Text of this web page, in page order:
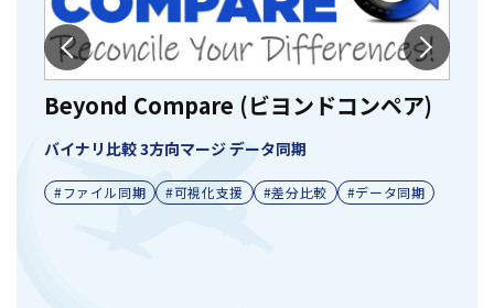
Beyond Compare (ビヨンドコンペア)
バイナリ比較 3方向マージ データ同期
#ファイル同期 #可視化支援 #差分比較 #データ同期